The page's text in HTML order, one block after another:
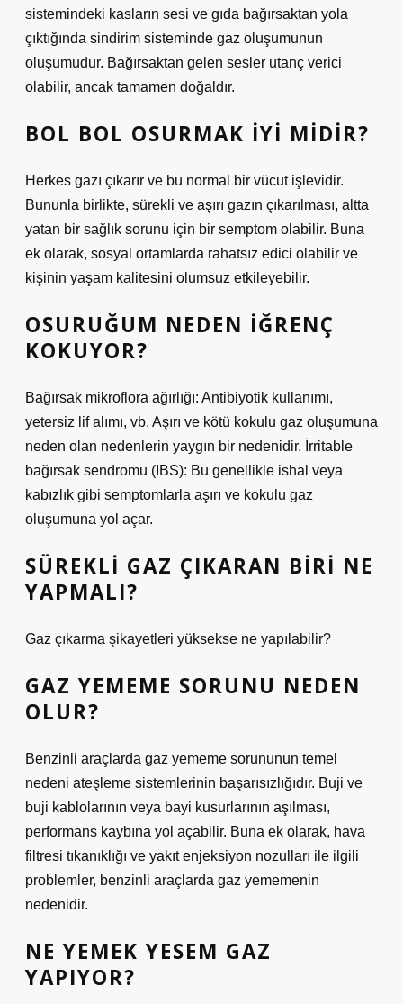
sistemindeki kasların sesi ve gıda bağırsaktan yola
çıktığında sindirim sisteminde gaz oluşumunun
oluşumudur. Bağırsaktan gelen sesler utanç verici
olabilir, ancak tamamen doğaldır.
BOL BOL OSURMAK IYI MIDIR?
Herkes gazı çıkarır ve bu normal bir vücut işlevidir.
Bununla birlikte, sürekli ve aşırı gazın çıkarılması, altta
yatan bir sağlık sorunu için bir semptom olabilir. Buna
ek olarak, sosyal ortamlarda rahatsız edici olabilir ve
kişinin yaşam kalitesini olumsuz etkileyebilir.
OSURUĞUM NEDEN IĞRENÇ
KOKUYOR?
Bağırsak mikroflora ağırlığı: Antibiyotik kullanımı,
yetersiz lif alımı, vb. Aşırı ve kötü kokulu gaz oluşumuna
neden olan nedenlerin yaygın bir nedenidir. İrritable
bağırsak sendromu (IBS): Bu genellikle ishal veya
kabızlık gibi semptomlarla aşırı ve kokulu gaz
oluşumuna yol açar.
SÜREKLI GAZ ÇIKARAN BIRI NE
YAPMALI?
Gaz çıkarma şikayetleri yüksekse ne yapılabilir?
GAZ YEMEME SORUNU NEDEN
OLUR?
Benzinli araçlarda gaz yememe sorununun temel
nedeni ateşleme sistemlerinin başarısızlığıdır. Buji ve
buji kablolarının veya bayi kusurlarının aşılması,
performans kaybına yol açabilir. Buna ek olarak, hava
filtresi tıkanıklığı ve yakıt enjeksiyon nozulları ile ilgili
problemler, benzinli araçlarda gaz yememenin
nedenidir.
NE YEMEK YESEM GAZ
YAPIYOR?